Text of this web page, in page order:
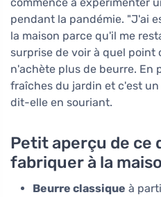
pendant la pandémie. "J'ai
la maison parce qu'il me
surprise de voir à quel point
n'achète plus de beurre. En
fraîches du jardin et c'est
dit-elle en souriant.
Petit aperçu de ce
fabriquer à la
Beurre classique à